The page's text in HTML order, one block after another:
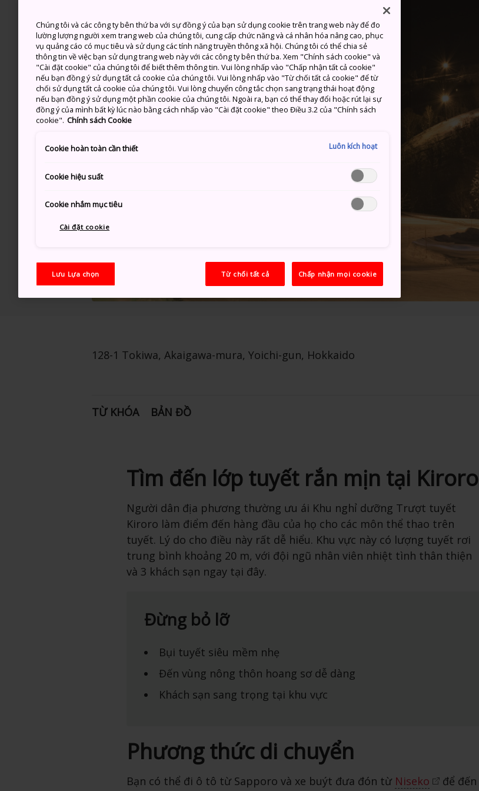
128-1 Tokiwa, Akaigawa-mura, Yoichi-gun, Hokkaido
TỪ KHÓA BẢN ĐỒ
Tìm đến lớp tuyết rắn mịn tại Kiroro
Người dân địa phương thường ưu ái Khu nghỉ dưỡng Trượt tuyết
Kiroro làm điểm đến hàng đầu của họ cho các môn thể thao trên
tuyết. Lý do cho điều này rất dễ hiểu. Khu vực này có lượng tuyết rơi
trung bình khoảng 20 m, với đội ngũ nhân viên nhiệt tình thân thiện
và 3 khách sạn ngay tại đây.
Đừng bỏ lỡ
Bụi tuyết siêu mềm nhẹ
Đến vùng nông thôn hoang sơ dễ dàng
Khách sạn sang trọng tại khu vực
Phương thức di chuyển
Bạn có thể đi ô tô từ Sapporo và xe buýt đưa đón từ Niseko
để đến
Chúng tôi và các công ty bên thứ ba với sự đồng ý của bạn sử dụng cookie trên trang web này để đo
lường lượng người xem trang web của chúng tôi, cung cấp chức năng và cá nhân hóa nâng cao, phục
vụ quảng cáo có mục tiêu và sử dụng các tính năng truyền thông xã hội. Chúng tôi có thể chia sẻ
thông tin về việc bạn sử dụng trang web này với các công ty bên thứ ba. Xem "Chính sách cookie" và
"Cài đặt cookie" của chúng tôi để biết thêm thông tin. Vui lòng nhấp vào "Chấp nhận tất cả cookie"
nếu bạn đồng ý sử dụng tất cả cookie của chúng tôi. Vui lòng nhấp vào "Từ chối tất cả cookie" để từ
chối sử dụng tất cả cookie của chúng tôi. Vui lòng chuyển công tắc chọn sang trạng thái hoạt động
nếu bạn đồng ý sử dụng một phần cookie của chúng tôi. Ngoài ra, bạn có thể thay đổi hoặc rút lại sự
đồng ý của mình bất kỳ lúc nào bằng cách nhấp vào "Cài đặt cookie" theo Điều 3.2 của "Chính sách
cookie". Chính sách Cookie
Cookie hoàn toàn cần thiết Luôn kích hoạt
Cookie hiệu suất
Cookie nhắm mục tiêu
Cài đặt cookie
Lưu Lựa chọn Từ chối tất cả Chấp nhận mọi cookie